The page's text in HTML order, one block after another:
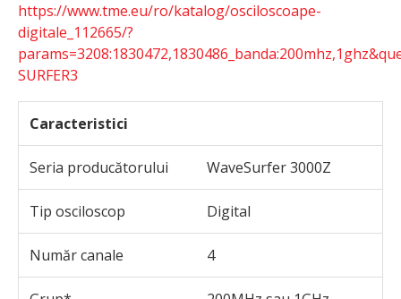
https://www.tme.eu/ro/katalog/osciloscoape-
digitale_112665/?
SURFER3
Caracteristici
Seria producătorului WaveSurfer 3000Z
Tip osciloscop Digital
Număr canale 4